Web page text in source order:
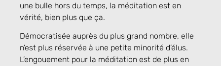
une bulle hors du temps, la méditation est en
vérité, bien plus que ça.
Démocratisée auprès du plus grand nombre, elle
n’est plus réservée à une petite minorité d’élus.
L’engouement pour la méditation est de plus en